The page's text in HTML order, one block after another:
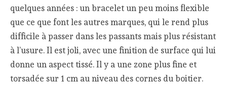
quelques années : un bracelet un peu moins flexible
que ce que font les autres marques, qui le rend plus
difficile à passer dans les passants mais plus résistant
à l’usure. Il est joli, avec une finition de surface qui lui
donne un aspect tissé. Il y a une zone plus fine et
torsadée sur 1 cm au niveau des cornes du boitier.